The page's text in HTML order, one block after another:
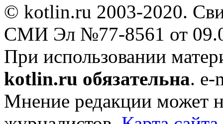
© kotlin.ru 2003-2020.
СМИ Эл №77-8561 от
При использовании
kotlin.ru обязательна. e-
Мнение редакции может